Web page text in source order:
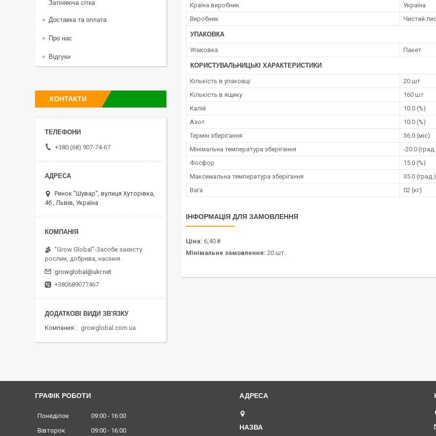
Країна виробник
Україна
Виробник
Чистий
УПАКОВКА
Упаковка Пакет
КОРИСТУВАЛЬНИЦЬКІ ХАРАКТЕРИСТИКИ
Кількість в упаковці
20 шт
Кількість в ящику
160 шт
Калій
10.0 (%)
Азот
10.0 (%)
Термін зберігання
36.0 (міс)
Мінімальна температура зберігання
-20.0
Фосфор
15.0 (%)
Максимальна температура зберігання
35.0 (град.)
Вага
02 (кг)
ІНФОРМАЦІЯ ДЛЯ ЗАМОВЛЕННЯ
Ціна: 6,40 ₴
Мінімальне замовлення: 20 шт.
Затіняюча сітка
Доставка та оплата
Про нас
Відгуки
КОНТАКТИ
+380 (68) 907-74-67
Ринок "Шувар", вулиця Хуторівка,
4б., Львів, Україна
"Grow Global"-Засоби захисту
рослин, добрива, насіння.
growglobal@ukr.net
+380689077467
Компания growglobal.com.ua
ГРАФІК РОБОТИ
Понеділок 09:00
16:00
Вівторок
09:00 16:00